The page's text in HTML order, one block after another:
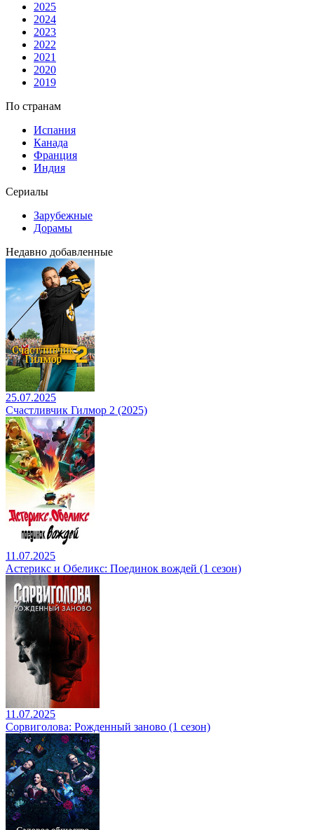
2025
2024
2023
2022
2021
2020
2019
По странам
Испания
Канада
Франция
Индия
Сериалы
Зарубежные
Дорамы
Недавно добавленные
25.07.2025
Счастливчик Гилмор 2 (2025)
11.07.2025
Астерикс и Обеликс: Поединок вождей (1 сезон)
11.07.2025
Сорвиголова: Рожденный заново (1 сезон)